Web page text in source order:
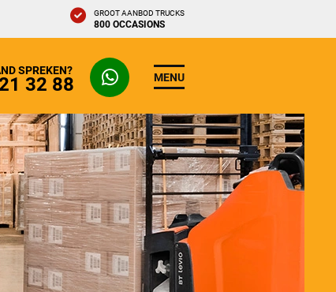
GROOT AANBOD TRUCKS
800 OCCASIONS
SPREKEN?
32 88 MENU